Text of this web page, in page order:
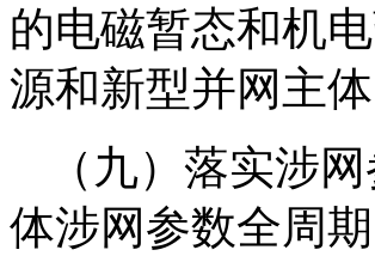
的电磁暂态和机
源和新型并网主
（九）落实涉
体涉网参数全周